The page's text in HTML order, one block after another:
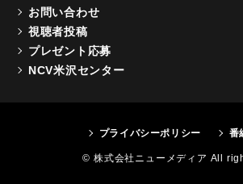
お問い合わせ
視聴者投稿
プレゼント応募
NCV米沢センター
プライバシーポリシー 番
© 株式会社ニューメディア All